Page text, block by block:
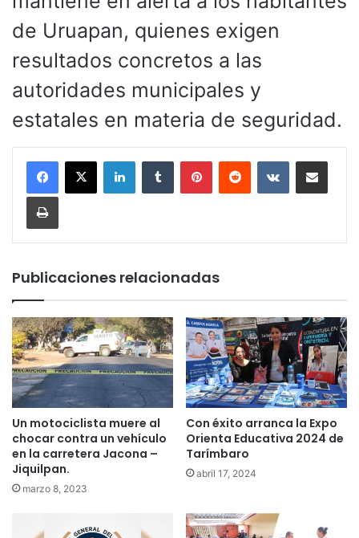
de Uruapan, quienes exigen
resultados concretos a las
autoridades municipales y
estatales en materia de seguridad.
LinkedInTumblr PinterestReddit VKontakteCompartir por
Imprimir
Publicaciones relacionadas
Un motociclista muere al
chocar contra un vehículo
en la carretera Jacona –
Jiquilpan.
marzo 8, 2023
Con éxito arranca la Expo
Orienta Educativa 2024 de
Tarímbaro
abril 17, 2024